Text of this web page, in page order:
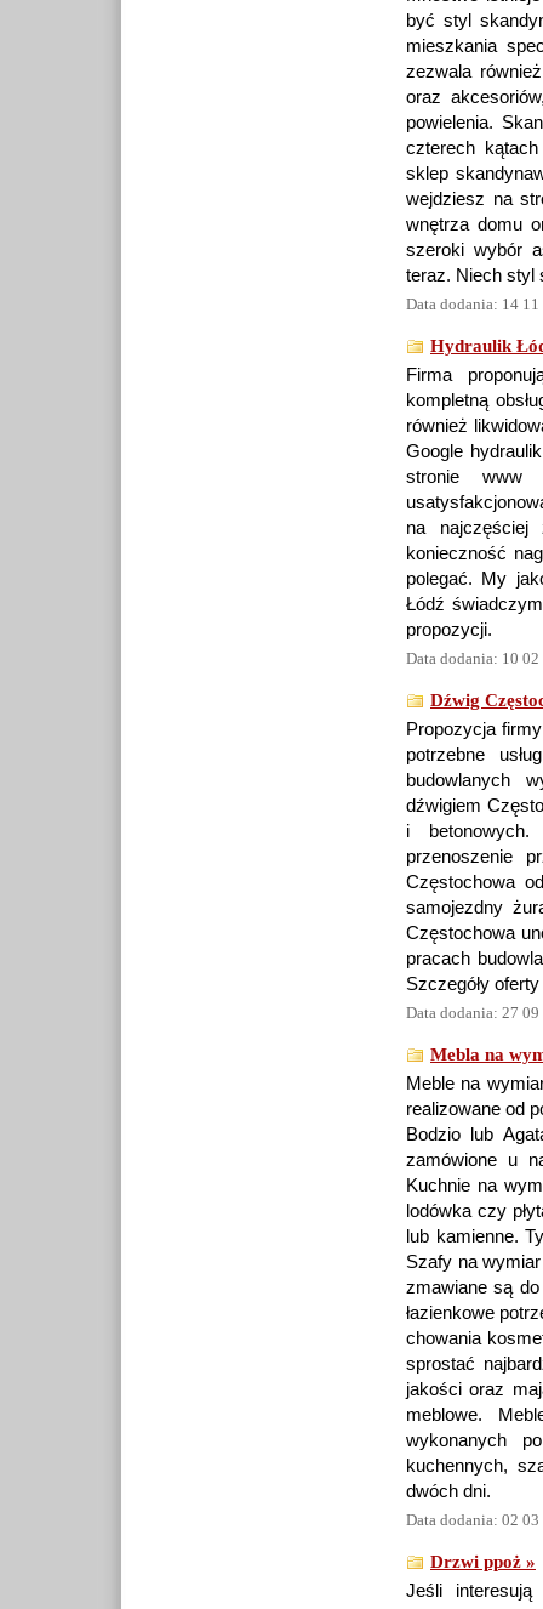
być styl
mieszkania
zezwala
oraz
powielenia.
czterech
sklep
wejdziesz na
wnętrza domu
szeroki wybór
teraz. Niech styl
Data dodania: 14
Hydraulik
Firma
kompletną
również
Google
stronie www
na najczęściej
konieczność
polegać. My
Łódź
propozycji.
Data dodania: 10
Dźwig
Propozycja
potrzebne
budowlanych
dźwigiem
i betonowych.
przenoszenie
Częstochowa
samojezdny
Częstochowa
pracach
Szczegóły
Data dodania: 27
Mebla na
Meble na
realizowane od
Bodzio lub
zamówione u
Kuchnie na
lodówka czy
lub kamienne.
Szafy na
zmawiane są
łazienkowe
chowania
sprostać
jakości oraz
meblowe.
wykonanych
kuchennych,
dwóch dni.
Data dodania: 02
Drzwi ppoż »
Jeśli